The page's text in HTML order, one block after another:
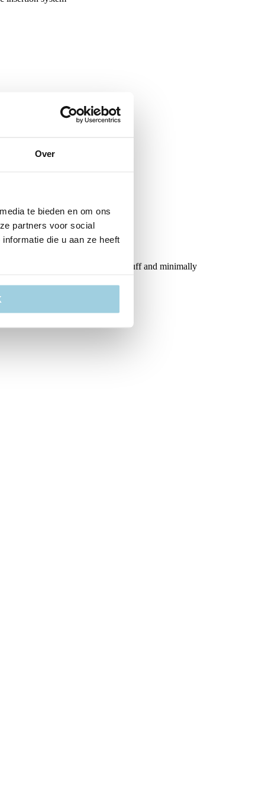
Over
te bieden en om ons
partners voor social
die u aan ze heeft
neck flange, low-pressure cuff and minimally